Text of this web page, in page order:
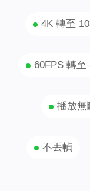
4K 轉至
60FPS 轉至
播放無
不丟幀